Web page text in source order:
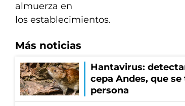
almuerza en
los establecimientos.
Más noticias
Hantavirus:
cepa Andes, que
persona